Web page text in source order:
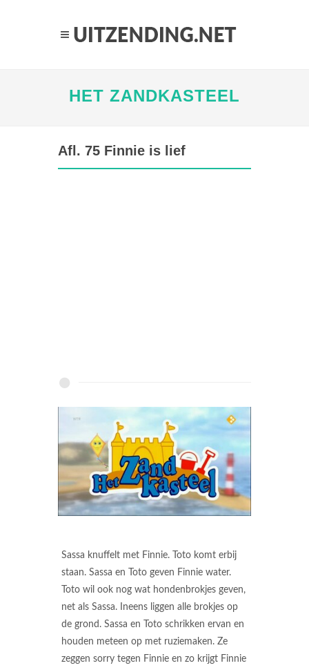
HET ZANDKASTEEL
Afl. 75 Finnie is lief
Sassa knuffelt met Finnie. Toto komt erbij
staan. Sassa en Toto geven Finnie water.
Toto wil ook nog wat hondenbrokjes geven,
net als Sassa. Ineens liggen alle brokjes op
de grond. Sassa en Toto schrikken ervan en
houden meteen op met ruziemaken. Ze
zeggen sorry tegen Finnie en zo krijgt Finnie